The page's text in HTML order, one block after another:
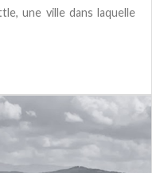
une ville dans laquelle